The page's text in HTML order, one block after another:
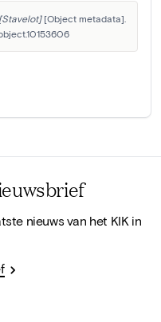
[Object metadata].
nieuws van het KIK in